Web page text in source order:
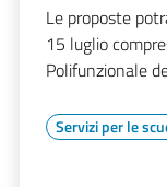
Le proposte
15 luglio
Polifunzionale
Servizi per le